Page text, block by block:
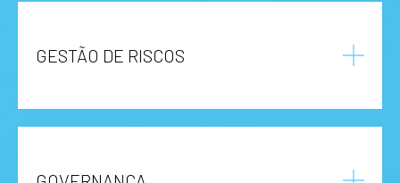
GESTÃO DE RISCOS